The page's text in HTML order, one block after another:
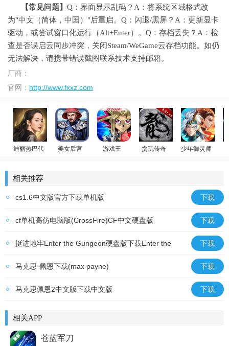
【常见问题】 Q：界面显示乱码？A：将系统区域格式改
为"中文（简体，中国）"后重启。Q：闪退/黑屏？A：更新显卡
驱动，或尝试窗口化运行（Alt+Enter）。Q：存档丢失？A：检
查是否误启云同步冲突，关闭Steam/WeGame云存档功能。如仍
无法解决，请携带错误截图联系技术支持邮箱。
厂商：
官网： http://www.fxxz.com
迪丽热巴代言
美女后宫
游戏王
贪玩传奇
少年御灵师
相关推荐
cs1.6中文版官方下载单机版 下载
cf单机高仿电脑版(CrossFire)CF中文硬盘版 下载
挺进地牢Enter the Gungeon硬盘版下载Enter the
Gungeon中文版
下载
马克思·佩恩下载(max payne) 下载
马克思佩恩2中文版下载中文版 下载
相关APP
苍蓝军刀